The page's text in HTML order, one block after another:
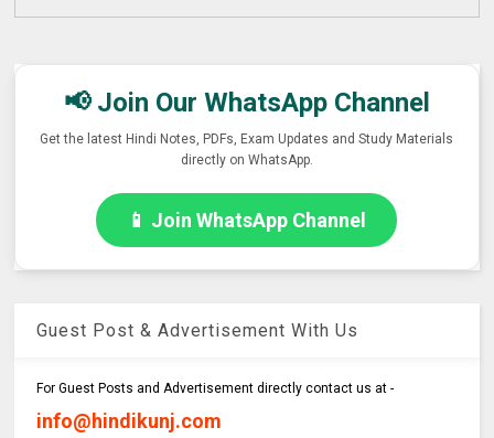
📢 Join Our WhatsApp Channel
Get the latest Hindi Notes, PDFs, Exam Updates and Study Materials
directly on WhatsApp.
📱 Join WhatsApp Channel
Guest Post & Advertisement With Us
For Guest Posts and Advertisement directly contact us at -
info@hindikunj.com